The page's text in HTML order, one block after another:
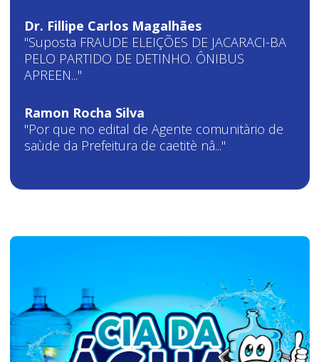
Dr. Fillipe Carlos Magalhães
"Suposta FRAUDE ELEIÇÕES DE JACARACI-BA
PELO PARTIDO DE DETINHO. ÔNIBUS
APREEN..."
Ramon Rocha Silva
"Por que no edital de Agente comunitàrio de
saùde da Prefeitura de caetitè nâ..."